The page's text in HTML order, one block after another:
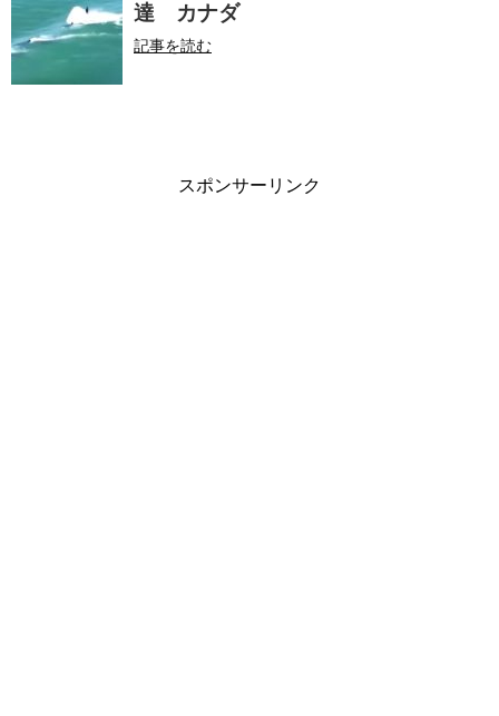
達 カナダ
記事を読む
スポンサーリンク